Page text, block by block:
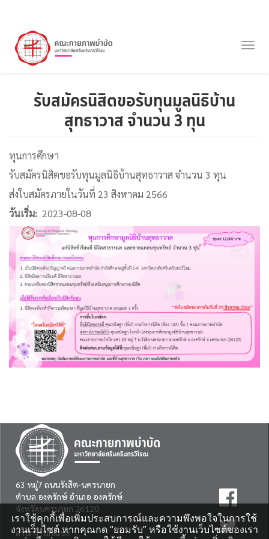
รับสมัครนิสิตขอรับทุนมูลนิธิบ้าน
สุทธาวาส จำนวน 3 ทุน
ทุนการศึกษา
รับสมัครนิสิตขอรับทุนมูลนิธิบ้านสุทธาวาส จำนวน 3 ทุน
ส่งใบสมัครภายในวันที่ 23 สิงหาคม 2566
วันเริ่ม
2023-08-08
63 หมู่7 ถนนรังสิต-นครนายก
ตำบล องครักษ์ อำเภอ องครักษ์
จังหวัดนครนายก 26120
สำนักงานคณบดี
เราใช้คุกกี้เพื่อเพิ่มประสบการณ์และความพึงพอใจในการใช้
งานเว็บไซต์ หากคุณกด “ยอมรับ” หรือใช้งานเว็บไซต์ของเรา